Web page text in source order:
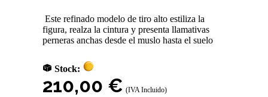
Este refinado modelo de tiro alto estiliza la
figura, realza la cintura y presenta llamativas
perneras anchas desde el muslo hasta el suelo
Stock:
210,00 € (IVA Incluido)